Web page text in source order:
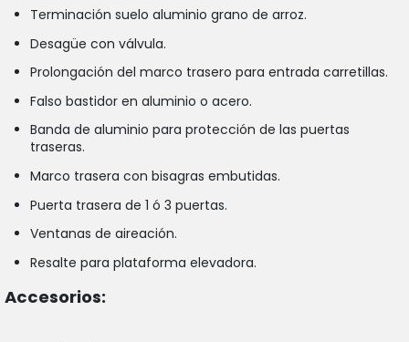
Terminación suelo aluminio grano de arroz.
Desagüe con válvula.
Prolongación del marco trasero para entrada carretillas.
Falso bastidor en aluminio o acero.
Banda de aluminio para protección de las puertas
traseras.
Marco trasera con bisagras embutidas.
Puerta trasera de 1 ó 3 puertas.
Ventanas de aireación.
Resalte para plataforma elevadora.
Accesorios: